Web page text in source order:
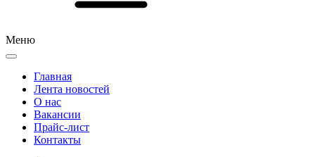
Меню
Главная
Лента новостей
О нас
Вакансии
Прайс-лист
Контакты